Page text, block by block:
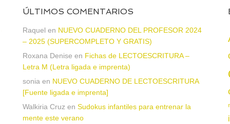
ÚLTIMOS COMENTARIOS
Raquel en NUEVO CUADERNO DEL PROFESOR 2024
– 2025 (SUPERCOMPLETO Y GRATIS)
Roxana Denise en Fichas de LECTOESCRITURA –
Letra M (Letra ligada e imprenta)
sonia en NUEVO CUADERNO DE LECTOESCRITURA
[Fuente ligada e imprenta]
Walkiria Cruz en Sudokus infantiles para entrenar la
mente este verano